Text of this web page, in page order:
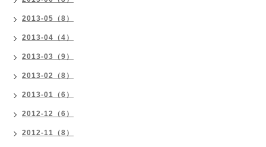
2013-05（8）
2013-04（4）
2013-03（9）
2013-02（8）
2013-01（6）
2012-12（6）
2012-11（8）